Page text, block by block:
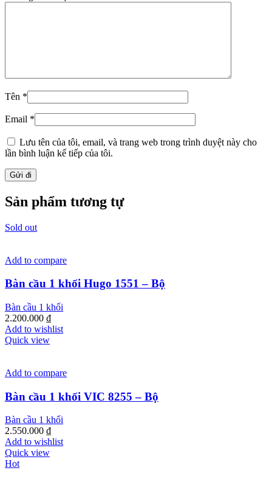
Tên *
Email *
Lưu tên của tôi, email, và trang web trong trình duyệt này cho
lần bình luận kế tiếp của tôi.
Sản phẩm tương tự
Sold out
Add to compare
Bàn cầu 1 khối Hugo 1551 – Bộ
Bàn cầu 1 khối
2.200.000 ₫
Add to wishlist
Quick view
Add to compare
Bàn cầu 1 khối VIC 8255 – Bộ
Bàn cầu 1 khối
2.550.000 ₫
Add to wishlist
Quick view
Hot